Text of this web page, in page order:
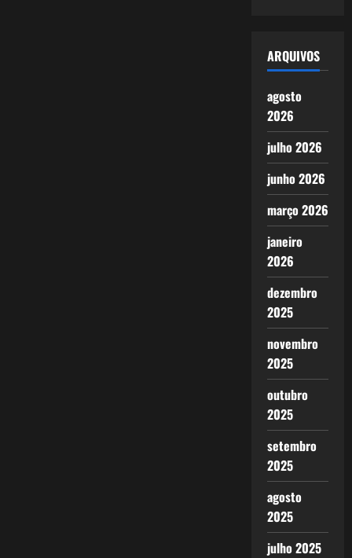
ARQUIVOS
agosto
2026
julho 2026
junho 2026
março 2026
janeiro
2026
dezembro
2025
novembro
2025
outubro
2025
setembro
2025
agosto
2025
julho 2025